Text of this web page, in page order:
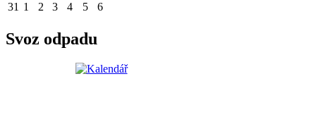
31 1 2 3 4 5 6
Svoz odpadu